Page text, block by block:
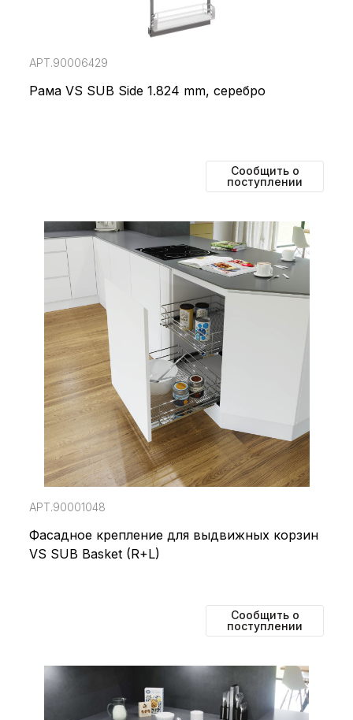
АРТ.90006429
Рама VS SUB Side 1.824 mm, серебро
Сообщить о
поступлении
АРТ.90001048
Фасадное крепление для выдвижных корзин
VS SUB Basket (R+L)
Сообщить о
поступлении